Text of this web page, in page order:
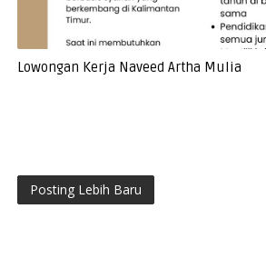
Lowongan Kerja Naveed Artha Mulia
Posting Lebih Baru